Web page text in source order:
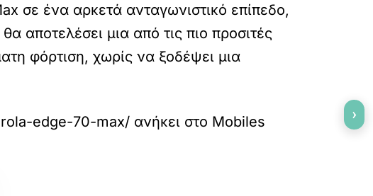
σε ένα αρκετά ανταγωνιστικό επίπεδο,
αποτελέσει μια από τις πιο προσιτές
φόρτιση, χωρίς να ξοδέψει μια
edge-70-max/ ανήκει στο Mobiles
›